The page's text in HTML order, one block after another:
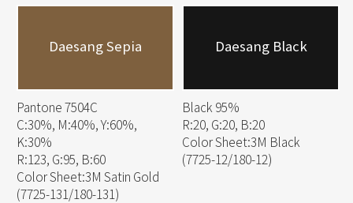
Daesang Sepia
Pantone 7504C
C:30%, M:40%, Y:60%,
K:30%
R:123, G:95, B:60
Color Sheet:3M Satin Gold
(7725-131/180-131)
Daesang Black
Black 95%
R:20, G:20, B:20
Color Sheet:3M Black
(7725-12/180-12)